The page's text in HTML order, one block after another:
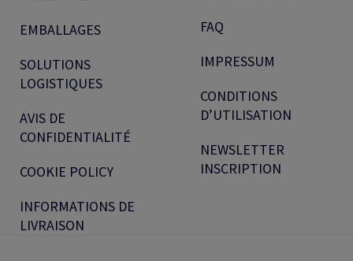
EMBALLAGES
SOLUTIONS
LOGISTIQUES
AVIS DE
CONFIDENTIALITÉ
COOKIE POLICY
INFORMATIONS DE
LIVRAISON
FAQ
IMPRESSUM
CONDITIONS
D’UTILISATION
NEWSLETTER
INSCRIPTION